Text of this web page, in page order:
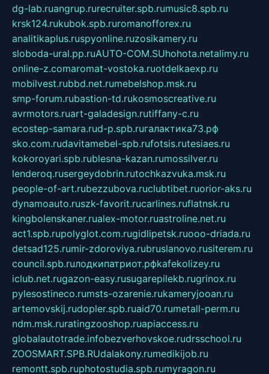
dg-lab.ruangrup.rurecruiter.spb.rumusic8.spb.ru
krsk124.rukubok.spb.ruromanofforex.ru
analitikaplus.ruspyonline.ruzosikamery.ru
sloboda-ural.pp.ruAUTO-COM.SUhohota.netalimy.ru
online-z.comaromat-vostoka.ruotdelkaexp.ru
mobilvest.rubbd.net.rumebelshop.msk.ru
smp-forum.rubastion-td.rukosmoscreative.ru
avrmotors.ruart-galadesign.rutiffany-c.ru
ecostep-samara.rud-p.spb.ruгалактика73.рф
sko.com.rudavitamebel-spb.rufotsis.rutesiaes.ru
kokoroyari.spb.rublesna-kazan.rumossilver.ru
lenderoq.rusergeydobrin.rutochkazvuka.msk.ru
people-of-art.rubezzubova.ruclubtibet.ruorior-aks.ru
dynamoauto.ruszk-favorit.rucarlines.ruflatnsk.ru
kingbolenskaner.rualex-motor.ruastroline.net.ru
act1.spb.rupolyglot.com.rugidlipetsk.ruooo-driada.ru
detsad125.rumir-zdoroviya.rubruslanovo.rusiterem.ru
council.spb.ruлодкипатриот.рфkafekolizey.ru
iclub.net.rugazon-easy.rusugarepilekb.rugrinox.ru
pylesostineco.rumsts-ozarenie.rukameryjooan.ru
artemovskij.rudopler.spb.ruaid70.rumetall-perm.ru
ndm.msk.ruratingzooshop.ruapiaccess.ru
globalautotrade.infobezverhovskoe.rudrsschool.ru
ZOOSMART.SPB.RUdalakony.rumedikijob.ru
remontt.spb.ruphotostudia.spb.rumyragon.ru